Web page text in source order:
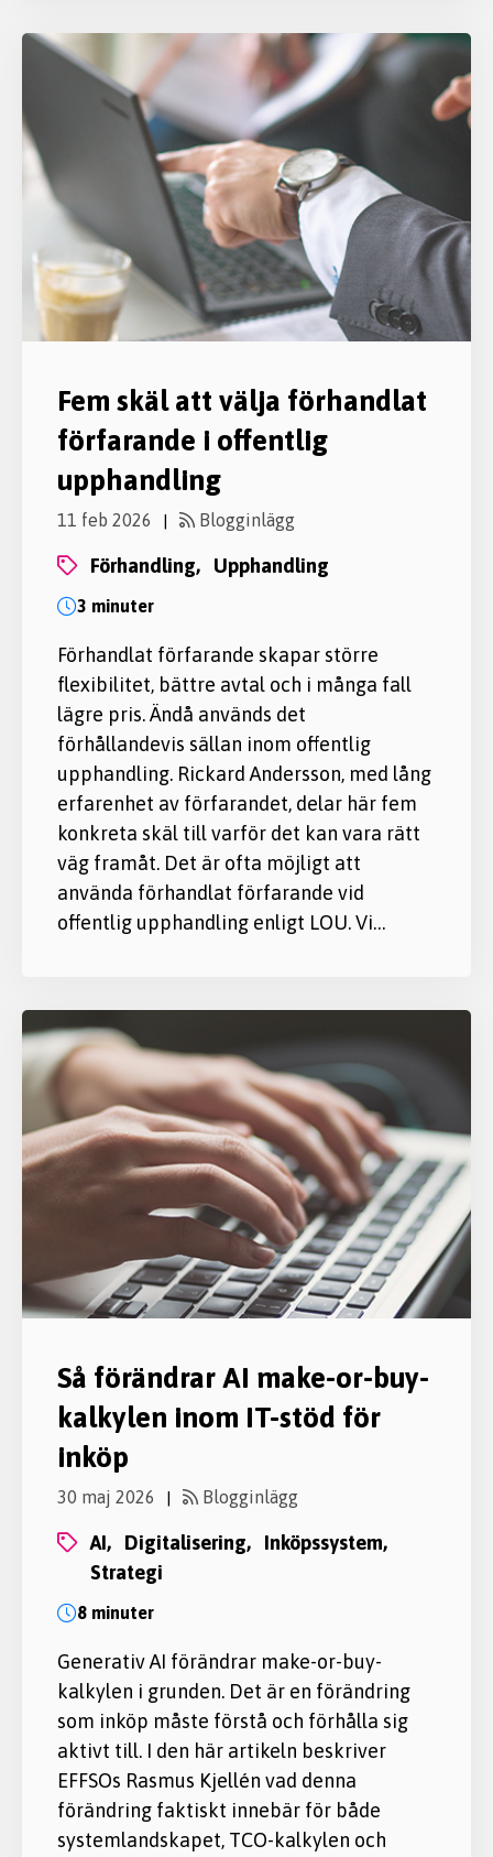
Fem skäl att välja förhandlat
förfarande i offentlig
upphandling
11 feb 2026 | Blogginlägg
förhandling, upphandling
3 minuter
Förhandlat förfarande skapar större
flexibilitet, bättre avtal och i många fall
lägre pris. Ändå används det
förhållandevis sällan inom offentlig
upphandling. Rickard Andersson, med lång
erfarenhet av förfarandet, delar här fem
konkreta skäl till varför det kan vara rätt
väg framåt. Det är ofta möjligt att
använda förhandlat förfarande vid
offentlig upphandling enligt LOU. Vi…
Så förändrar AI make-or-buy-
kalkylen inom IT-stöd för
inköp
30 maj 2026 | Blogginlägg
AI, digitalisering,
inköpssystem,
strategi
8 minuter
Generativ AI förändrar make-or-buy-
kalkylen i grunden. Det är en förändring
som inköp måste förstå och förhålla sig
aktivt till. I den här artikeln beskriver
EFFSOs Rasmus Kjellén vad denna
förändring faktiskt innebär för både
systemlandskapet, TCO-kalkylen och